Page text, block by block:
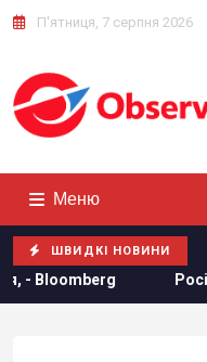
П'ятниця, 7 серпня 2026
Меню
ШВИДКІ НОВИНИ
антидронові